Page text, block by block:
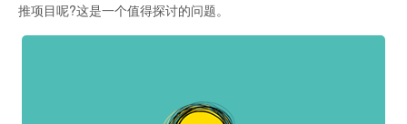
推项目呢?这是一个值得探讨的问题。